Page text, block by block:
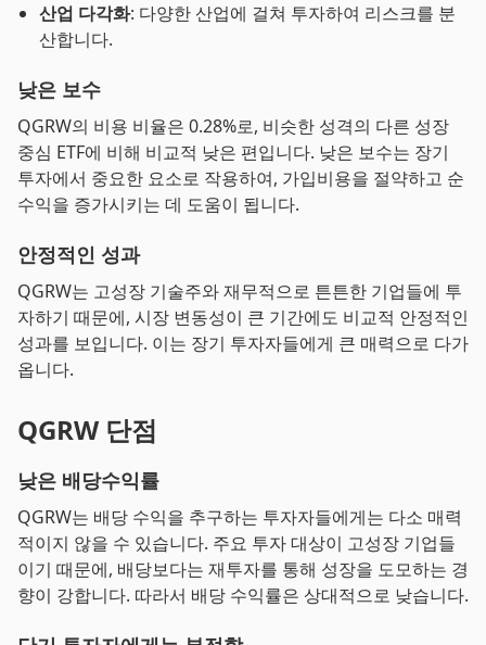
산업 다각화: 다양한 산업에 걸쳐 투자하여 리스크를 분
산합니다.
낮은 보수
QGRW의 비용 비율은 0.28%로, 비슷한 성격의 다른 성장
중심 ETF에 비해 비교적 낮은 편입니다. 낮은 보수는 장기
투자에서 중요한 요소로 작용하여, 가입비용을 절약하고 순
수익을 증가시키는 데 도움이 됩니다.
안정적인 성과
QGRW는 고성장 기술주와 재무적으로 튼튼한 기업들에 투
자하기 때문에, 시장 변동성이 큰 기간에도 비교적 안정적인
성과를 보입니다. 이는 장기 투자자들에게 큰 매력으로 다가
옵니다.
QGRW 단점
낮은 배당수익률
QGRW는 배당 수익을 추구하는 투자자들에게는 다소 매력
적이지 않을 수 있습니다. 주요 투자 대상이 고성장 기업들
이기 때문에, 배당보다는 재투자를 통해 성장을 도모하는 경
향이 강합니다. 따라서 배당 수익률은 상대적으로 낮습니다.